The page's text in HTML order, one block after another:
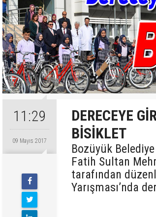
11:29
09 Mayıs 2017
DERECEYE
BİSİKLET
Bozüyük
Fatih Sultan
tarafından
Yarışması’nda